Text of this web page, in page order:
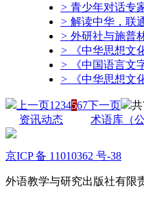
> 青少年对话专
> 解读中华，联
> 外研社与施普
> 《中华思想文
> 《中国语言文
> 《中华思想文
上一页1 234567下一页
资讯动态
术语库（
京ICP 备 11010362 号-38
外语教学与研究出版社有限